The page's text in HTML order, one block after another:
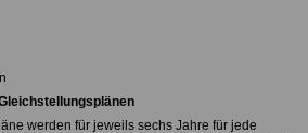
werden für jeweils sechs Jahre für jede